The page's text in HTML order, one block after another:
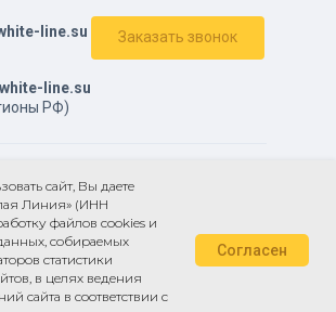
сайт, Вы даете
Линия» (ИНН
файлов cookies и
собираемых
статистики
в целях ведения
сайта в соответствии с
Согласен
line.su
line.su
РФ)
Заказать звонок
обработки персональных данных
оферты
персональных